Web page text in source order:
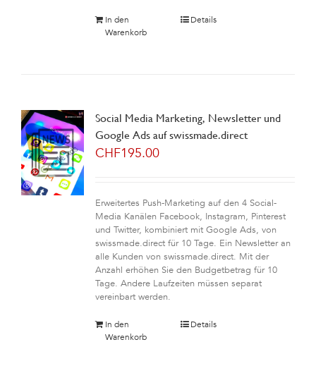
In den
Warenkorb
Details
Social Media Marketing, Newsletter und
Google Ads auf swissmade.direct
CHF195.00
Erweitertes Push-Marketing auf den 4 Social-
Media Kanälen Facebook, Instagram, Pinterest
und Twitter, kombiniert mit Google Ads, von
swissmade.direct für 10 Tage. Ein Newsletter an
alle Kunden von swissmade.direct. Mit der
Anzahl erhöhen Sie den Budgetbetrag für 10
Tage. Andere Laufzeiten müssen separat
vereinbart werden.
In den
Warenkorb
Details